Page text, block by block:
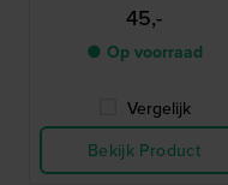
45,-
● Op voorraad
Vergelijk
Bekijk Product